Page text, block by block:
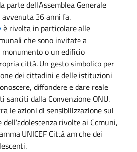
parte dell'Assemblea Generale
36 anni fa.
è rivolta in particolare alle
che sono invitate a
o un edificio
città. Un gesto simbolico per
dei cittadini e delle istituzioni
diffondere e dare reale
sanciti dalla Convenzione ONU.
le azioni di sensibilizzazione sui
rivolte ai Comuni,
UNICEF Città amiche dei